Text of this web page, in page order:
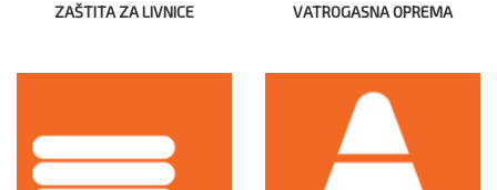
ZAŠTITA ZA LIVNICE VATROGASNA OPREMA